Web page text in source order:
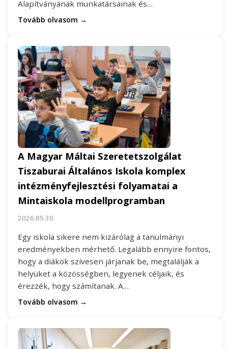
Alapítványának munkatársainak és…
Tovább olvasom →
A Magyar Máltai Szeretetszolgálat
Tiszaburai Általános Iskola komplex
intézményfejlesztési folyamatai a
Mintaiskola modellprogramban
2026.05.30.
Egy iskola sikere nem kizárólag a tanulmányi
eredményekben mérhető. Legalább ennyire fontos,
hogy a diákok szívesen járjanak be, megtalálják a
helyüket a közösségben, legyenek céljaik, és
érezzék, hogy számítanak. A…
Tovább olvasom →